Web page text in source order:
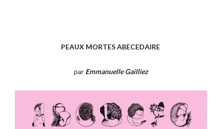
PEAUX MORTES ABECEDAIRE
par Emmanuelle Gailliez